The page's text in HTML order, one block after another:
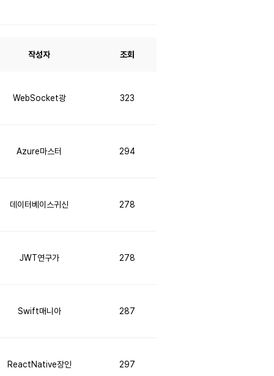
작성자 조회
WebSocket광 323
Azure마스터 294
데이터베이스귀신 278
JWT연구가 278
Swift매니아 287
ReactNative장인 297